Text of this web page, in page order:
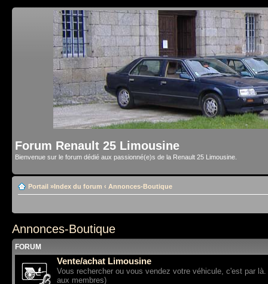
Forum Renault 25 Limousine
Bienvenue sur le forum dédié aux passionné(e)s de la Renault 25 Limousine.
Portail »Index du forum ‹ Annonces-Boutique
Annonces-Boutique
FORUM
Vente/achat Limousine
Vous rechercher ou vous vendez votre véhicule, c'est par
aux membres)